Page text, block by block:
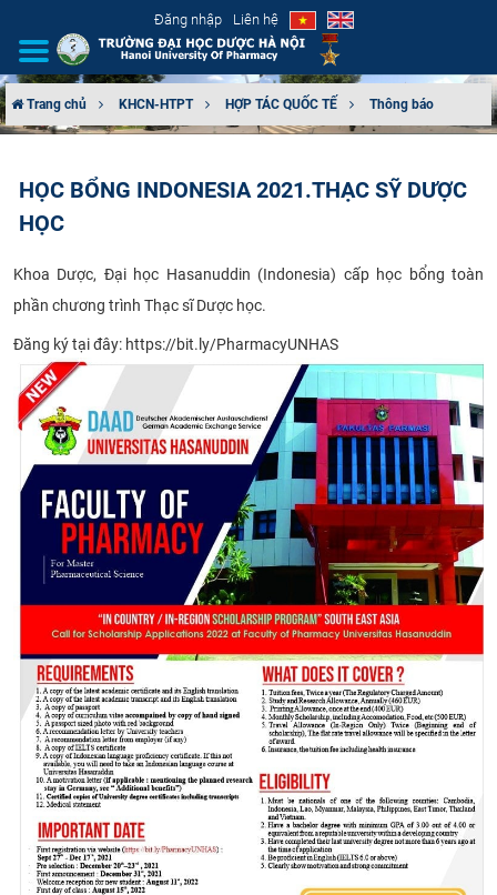
Đăng nhập Liên hệ
CƠ CẤU TỔ CHỨC
ĐÀO TẠO
ĐẢM BẢO CHẤT LƯỢNG
KHOA HỌC CÔNG NGHỆ
HTQT
CỰU NGƯỜI HỌC
Trang chủ KHCN-HTPT HỢP TÁC QUỐC TẾ Thông báo
HỌC BỔNG INDONESIA 2021.THẠC SỸ DƯỢC
HỌC
Khoa Dược, Đại học Hasanuddin (Indonesia) cấp học bổng toàn
phần chương trình Thạc sĩ Dược học. ​
Đăng ký tại đây: https://bit.ly/PharmacyUNHAS